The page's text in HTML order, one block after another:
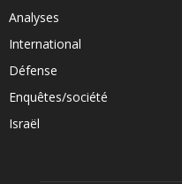
Analyses
International
Défense
Enquêtes/société
Israël